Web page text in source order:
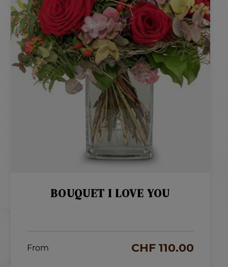
BOUQUET I LOVE YOU
From CHF110.00